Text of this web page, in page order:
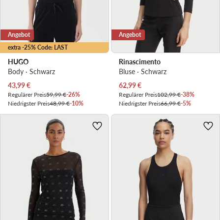
extra -25% Code: LAST
Angebot
HUGO
Body · Schwarz
Aktueller Preis
43,99€
Regulärer Preis59,99 €-26%
Niedrigster Preis48,99 €-10%
Angebot
Rinascimento
Bluse · Schwarz
Aktueller Preis
62,99€
Regulärer Preis102,99 €-38%
Niedrigster Preis66,99 €-5%